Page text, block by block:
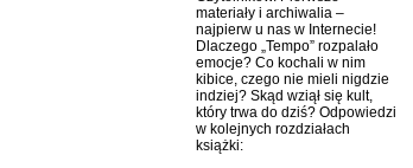
materiały i archiwalia –
najpierw u nas w Internecie!
Dlaczego „Tempo” rozpalało
emocje? Co kochali w nim
kibice, czego nie mieli nigdzie
indziej? Skąd wziął się kult,
który trwa do dziś? Odpowiedzi
w kolejnych rozdziałach
książki: